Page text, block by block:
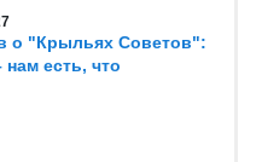
о "Крыльях Советов":
есть, что